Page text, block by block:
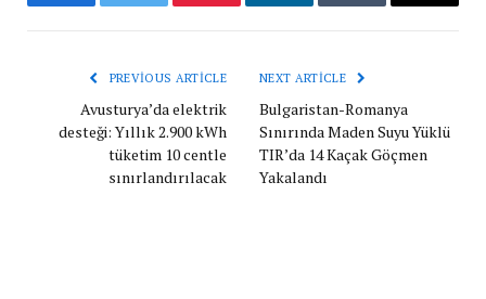
FacebookTwitter Pinterest LinkedInTumblr Email
PREVIOUS ARTICLE
Avusturya’da elektrik
desteği: Yıllık 2.900 kWh
tüketim 10 centle
sınırlandırılacak
NEXT ARTICLE
Bulgaristan-Romanya
Sınırında Maden Suyu Yüklü
TIR’da 14 Kaçak Göçmen
Yakalandı